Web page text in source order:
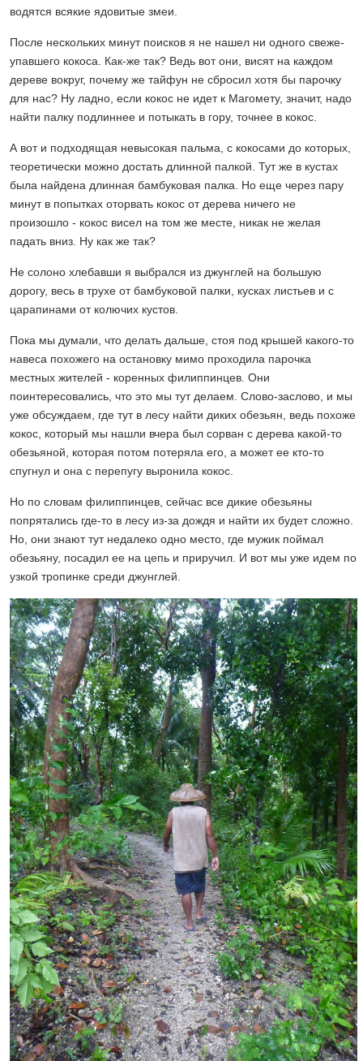
водятся всякие ядовитые змеи.
После нескольких минут поисков я не нашел ни одного свеже-
упавшего кокоса. Как-же так? Ведь вот они, висят на каждом
дереве вокруг, почему же тайфун не сбросил хотя бы парочку
для нас? Ну ладно, если кокос не идет к Магомету, значит, надо
найти палку подлиннее и потыкать в гору, точнее в кокос.
А вот и подходящая невысокая пальма, с кокосами до которых,
теоретически можно достать длинной палкой. Тут же в кустах
была найдена длинная бамбуковая палка. Но еще через пару
минут в попытках оторвать кокос от дерева ничего не
произошло - кокос висел на том же месте, никак не желая
падать вниз. Ну как же так?
Не солоно хлебавши я выбрался из джунглей на большую
дорогу, весь в трухе от бамбуковой палки, кусках листьев и с
царапинами от колючих кустов.
Пока мы думали, что делать дальше, стоя под крышей какого-то
навеса похожего на остановку мимо проходила парочка
местных жителей - коренных филиппинцев. Они
поинтересовались, что это мы тут делаем. Слово-заслово, и мы
уже обсуждаем, где тут в лесу найти диких обезьян, ведь похоже
кокос, который мы нашли вчера был сорван с дерева какой-то
обезьяной, которая потом потеряла его, а может ее кто-то
спугнул и она с перепугу выронила кокос.
Но по словам филиппинцев, сейчас все дикие обезьяны
попрятались где-то в лесу из-за дождя и найти их будет сложно.
Но, они знают тут недалеко одно место, где мужик поймал
обезьяну, посадил ее на цепь и приручил. И вот мы уже идем по
узкой тропинке среди джунглей.